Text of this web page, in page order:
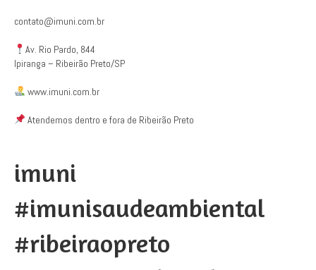
contato@imuni.com.br
Av. Rio Pardo, 844
Ipiranga – Ribeirão Preto/SP
www.imuni.com.br
Atendemos dentro e fora de Ribeirão Preto
imuni
#imunisaudeambiental
#ribeiraopreto